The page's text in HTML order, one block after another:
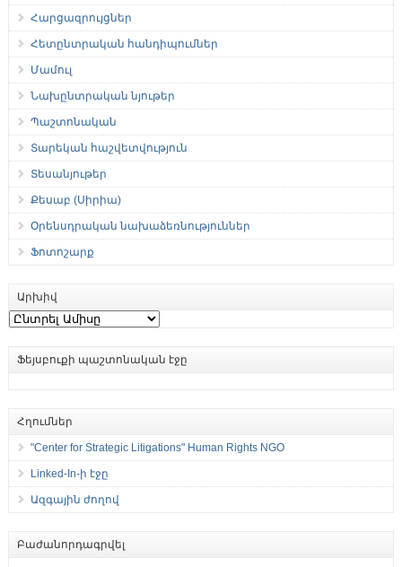
Հարցազրույցներ
Հետընտրական հանդիպումներ
Մամուլ
Նախընտրական նյութեր
Պաշտոնական
Տարեկան հաշվետվություն
Տեսանյութեր
Քեսաբ (Սիրիա)
Օրենսդրական նախաձեռնություններ
Ֆոտոշարք
Արխիվ
Արխիվ
Ֆեյսբուքի պաշտոնական էջը
Հղումներ
"Center for Strategic Litigations" Human Rights NGO
Linked-In-ի էջը
Ազգային ժողով
Բաժանորդագրվել